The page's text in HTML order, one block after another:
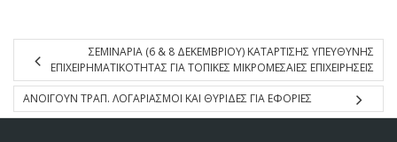
ΣΕΜΙΝΑΡΙΑ (6 & 8 ΔΕΚΕΜΒΡΙΟΥ) ΚΑΤΑΡΤΙΣΗΣ ΥΠΕΥΘΥΝΗΣ
ΕΠΙΧΕΙΡΗΜΑΤΙΚΟΤΗΤΑΣ ΓΙΑ ΤΟΠΙΚΕΣ ΜΙΚΡΟΜΕΣΑΙΕΣ ΕΠΙΧΕΙΡΗΣΕΙΣ
ΑΝΟΙΓΟΥΝ ΤΡΑΠ. ΛΟΓΑΡΙΑΣΜΟΙ ΚΑΙ ΘΥΡΙΔΕΣ ΓΙΑ ΕΦΟΡΙΕΣ